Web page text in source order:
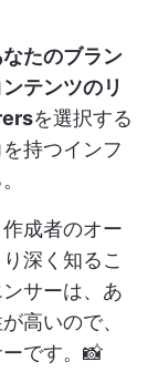
たのブラン
テンツのリ
を選択する
持つインフ
成者のオー
深く知るこ
サーは、あ
高いので、
です。📸